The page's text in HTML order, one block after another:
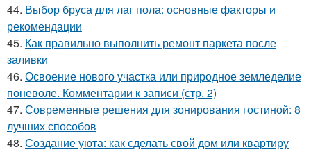
44. Выбор бруса для лаг пола: основные факторы и
рекомендации
45. Как правильно выполнить ремонт паркета после
заливки
46. Освоение нового участка или природное земледелие
поневоле. Комментарии к записи (стр. 2)
47. Современные решения для зонирования гостиной: 8
лучших способов
48. Создание уюта: как сделать свой дом или квартиру